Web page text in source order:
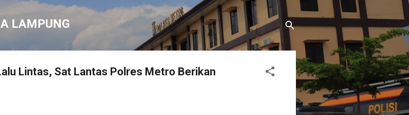
Langsung ke konten utama
LAMPUNG
Lintas, Sat Lantas Polres Metro Berikan